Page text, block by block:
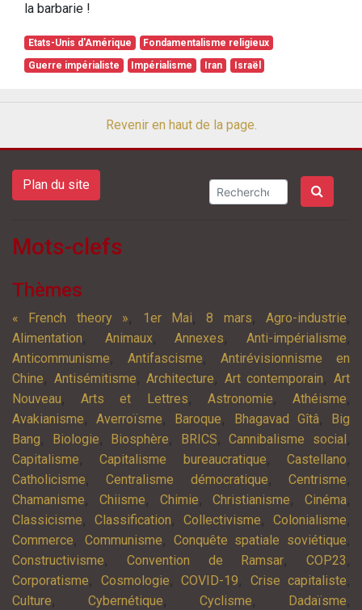
la barbarie !
Etats-Unis d'Amérique
Fondamentalisme religieux
Guerre impérialiste
Impérialisme Iran Israël
Revenir en haut de la page.
Plan du site
Mots-clefs
Thèmes
« French theory », 1er Mai,8 mars, Agro-industrie,
Alimentation, Animaux,Annexes,Anti-impérialisme,
Anticommunisme, Antifascisme, Antirévisionnisme en
Chine, Antisémitisme,Architecture, Art contemporain,Art
Nouveau,Arts et Lettres, Astronomie,Athéisme,
Avakianisme,Averroïsme, Baroque, Bhagavad Gîtâ,
Big
Bang, Biologie, Biosphère, BRICS,Cannibalisme social ,
Capitalisme,Capitalisme bureaucratique,Castellano,
Catholicisme,Centralisme démocratique,Centrisme,
Chamanisme, Chiisme, Chimie,Christianisme, Cinéma,
Classicisme, Classification, Collectivisme, Colonialisme,
Commerce, Communisme, Conquête spatiale soviétique,
Constructivisme, Convention de Ramsar, COP23 ,
Corporatisme, Cosmologie, COVID-19, Crise capitaliste,
Culture, Cybernétique, Cyclisme, Dadaïsme,